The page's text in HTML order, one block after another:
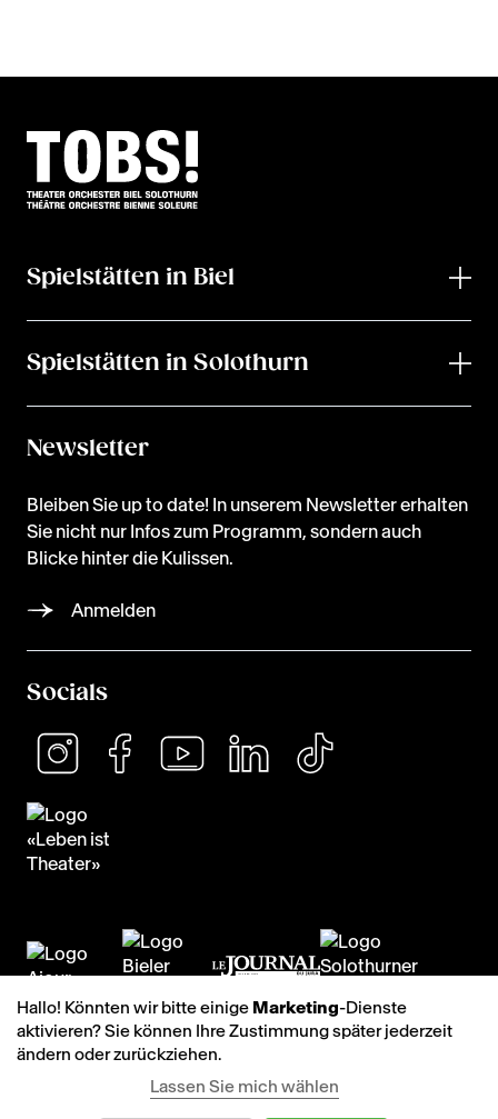
Spielstätten in Biel
Spielstätten in Solothurn
Newsletter
Bleiben Sie up to date! In unserem Newsletter erhalten
Sie nicht nur Infos zum Programm, sondern auch
Blicke hinter die Kulissen.
Anmelden
Socials
Hallo! Könnten wir bitte einige Marketing-Dienste
aktivieren? Sie können Ihre Zustimmung später jederzeit
ändern oder zurückziehen.
Lassen Sie mich wählen